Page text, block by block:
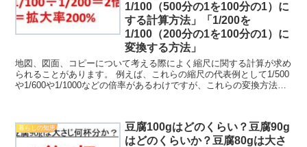
1/100（500分の1を100分の1）に
する計算方法」「1/200を
1/100（200分の1を100分の1）に
変換する方法」
地図、図面、コピーについて考える際によく縮尺に関する計算が求め
られることがあります。 例えば、これらの縮尺の代表例として1/500
や1/600や1/1000などの倍率があるわけですが、これらの変換方法に
暮らしの知恵
豆腐100gはどのくらい？豆腐90g
はどのくらいか？豆腐80gは大さ